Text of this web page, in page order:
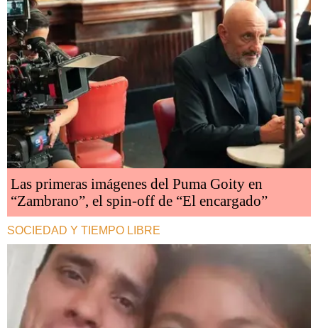
Las primeras imágenes del Puma Goity en
“Zambrano”, el spin-off de “El encargado”
SOCIEDAD Y TIEMPO LIBRE